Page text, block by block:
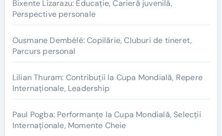
Bixente Lizarazu: Educație, Carieră juvenilă,
Perspective personale
Ousmane Dembélé: Copilărie, Cluburi de tineret,
Parcurs personal
Lilian Thuram: Contribuții la Cupa Mondială, Repere
Internaționale, Leadership
Paul Pogba: Performanțe la Cupa Mondială, Selecții
Internaționale, Momente Cheie